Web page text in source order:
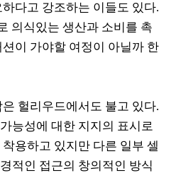
다고 강조하는 이들도 있다.
의식있는 생산과 소비를 촉
이 가야할 여정이 아닐까 한
헐리우드에서도 불고 있다.
능성에 대한 지지의 표시로
용하고 있지만 다른 일부 셀
적인 접근의 창의적인 방식